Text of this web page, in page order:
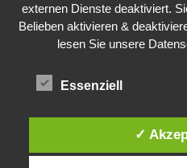
Homepage:
UID: ATU 811 196 56
Sabine Pöhacker MSc.
externen Dienste deaktiviert.
Belieben aktivieren &
lesen Sie unsere
Essenziell
✓